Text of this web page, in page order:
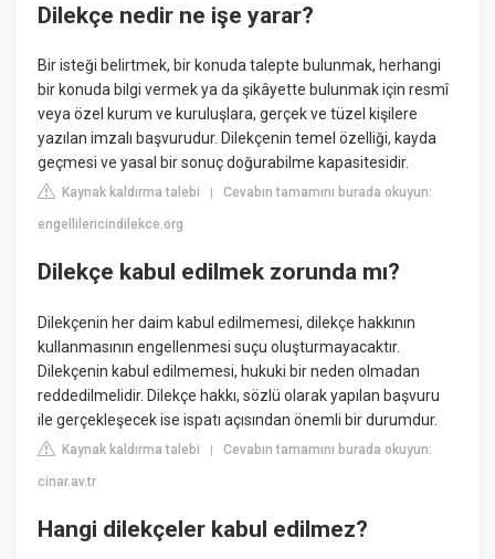
Dilekçe nedir ne işe yarar?
Bir isteği belirtmek, bir konuda talepte bulunmak, herhangi
bir konuda bilgi vermek ya da şikâyette bulunmak için resmî
veya özel kurum ve kuruluşlara, gerçek ve tüzel kişilere
yazılan imzalı başvurudur. Dilekçenin temel özelliği, kayda
geçmesi ve yasal bir sonuç doğurabilme kapasitesidir.
Kaynak kaldırma talebi |Cevabın tamamını burada okuyun:
engellilericindilekce.org
Dilekçe kabul edilmek zorunda mı?
Dilekçenin her daim kabul edilmemesi, dilekçe hakkının
kullanmasının engellenmesi suçu oluşturmayacaktır.
Dilekçenin kabul edilmemesi, hukuki bir neden olmadan
reddedilmelidir. Dilekçe hakkı, sözlü olarak yapılan başvuru
ile gerçekleşecek ise ispatı açısından önemli bir durumdur.
Kaynak kaldırma talebi |Cevabın tamamını burada okuyun:
cinar.av.tr
Hangi dilekçeler kabul edilmez?